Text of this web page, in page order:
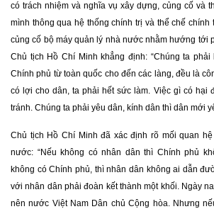
có trách nhiệm và nghĩa vụ xây dựng, củng cố và
mình thông qua hệ thống chính trị và thể chế chính
củng cố bộ máy quản lý nhà nước nhằm hướng tới
Chủ tịch Hồ Chí Minh khẳng định: “Chúng ta
Chính phủ từ toàn quốc cho đến các làng, đều là
có lợi cho dân, ta phải hết sức làm. Việc gì có hại
tránh. Chúng ta phải yêu dân, kính dân thì dân mới
Chủ tịch Hồ Chí Minh đã xác định rõ mối quan
nước: “Nếu không có nhân dân thì Chính phủ
không có Chính phủ, thì nhân dân không ai dẫn
với nhân dân phải đoàn kết thành một khối. Ngày
nên nước Việt Nam Dân chủ Cộng hòa. Nhưng